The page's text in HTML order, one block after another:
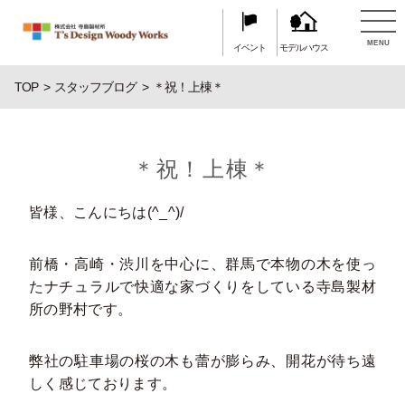
イベント モデルハウス MENU
TOP スタッフブログ ＊祝！上棟＊
＊祝！上棟＊
皆様、こんにちは(^_^)/
前橋・高崎・渋川を中心に、群馬で本物の木を使っ
たナチュラルで快適な家づくりをしている寺島製材
所の野村です。
弊社の駐車場の桜の木も蕾が膨らみ、開花が待ち遠
しく感じております。